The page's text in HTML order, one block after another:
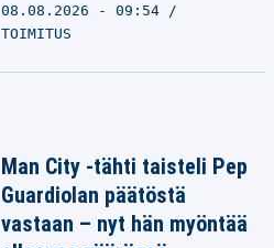
08.08.2026 - 09:54
TOIMITUS
Man City -tähti taisteli Pep
Guardiolan päätöstä
vastaan – nyt hän myöntää